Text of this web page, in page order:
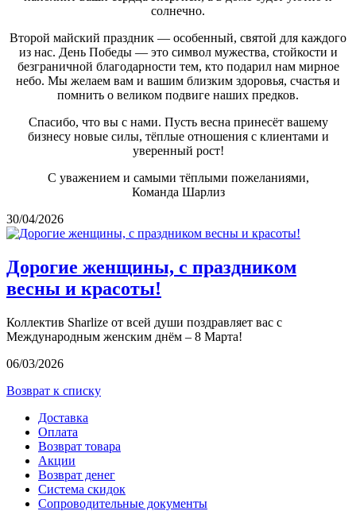
солнечно.
Второй майский праздник — особенный, святой для каждого
из нас. День Победы — это символ мужества, стойкости и
безграничной благодарности тем, кто подарил нам мирное
небо. Мы желаем вам и вашим близким здоровья, счастья и
помнить о великом подвиге наших предков.
Спасибо, что вы с нами. Пусть весна принесёт вашему
бизнесу новые силы, тёплые отношения с клиентами и
уверенный рост!
С уважением и самыми тёплыми пожеланиями,
Команда Шарлиз
30/04/2026
Дорогие женщины, с праздником
весны и красоты!
Коллектив Sharlize от всей души поздравляет вас с
Международным женским днём – 8 Марта!
06/03/2026
Возврат к списку
Доставка
Оплата
Возврат товара
Акции
Возврат денег
Система скидок
Сопроводительные документы